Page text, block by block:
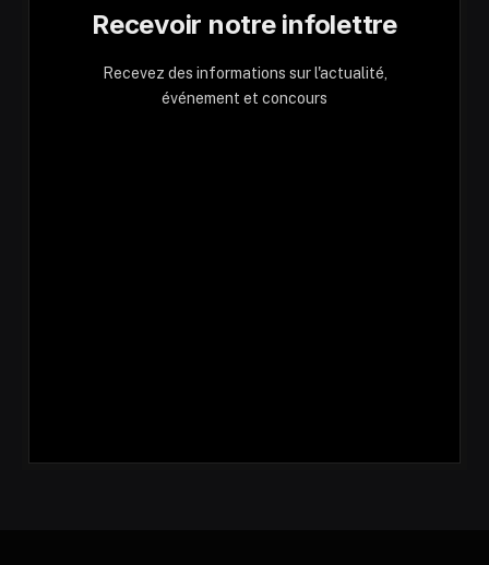
Recevoir notre infolettre
Recevez des informations sur l'actualité,
événement et concours